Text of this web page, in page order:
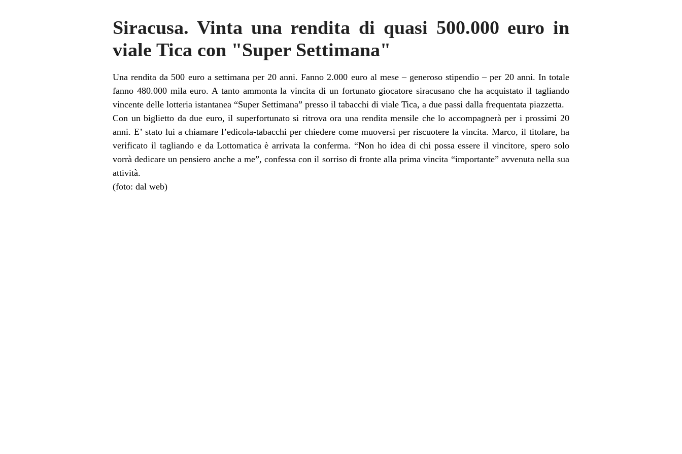
Siracusa. Vinta una rendita di quasi 500.000 euro in
viale Tica con "Super Settimana"
Una rendita da 500 euro a settimana per 20 anni. Fanno 2.000 euro al mese – generoso stipendio – per 20 anni. In totale
fanno 480.000 mila euro. A tanto ammonta la vincita di un fortunato giocatore siracusano che ha acquistato il tagliando
vincente delle lotteria istantanea “Super Settimana” presso il tabacchi di viale Tica, a due passi dalla frequentata piazzetta.
Con un biglietto da due euro, il superfortunato si ritrova ora una rendita mensile che lo accompagnerà per i prossimi 20
anni. E’ stato lui a chiamare l’edicola-tabacchi per chiedere come muoversi per riscuotere la vincita. Marco, il titolare, ha
verificato il tagliando e da Lottomatica è arrivata la conferma. “Non ho idea di chi possa essere il vincitore, spero solo
vorrà dedicare un pensiero anche a me”, confessa con il sorriso di fronte alla prima vincita “importante” avvenuta nella sua
attività.
(foto: dal web)